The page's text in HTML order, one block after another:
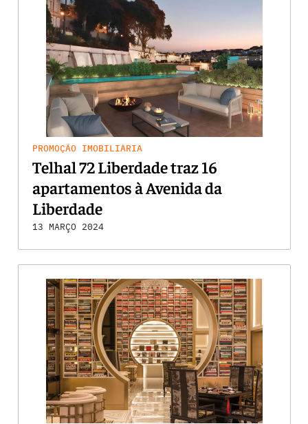
PROMOÇÃO IMOBILIÁRIA
Telhal 72 Liberdade traz 16
apartamentos à Avenida da
Liberdade
13 MARÇO 2024